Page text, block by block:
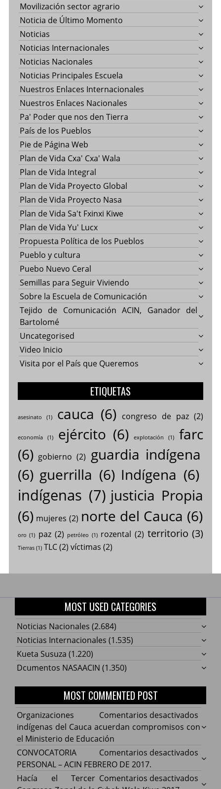
Movilización sector agrario
Noticia de Último Momento
Noticias
Noticias Internacionales
Noticias Nacionales
Noticias Principales Escuela
Nuestros Enlaces Internacionales
Nuestros Enlaces Nacionales
Pa' Poder que nos den Tierra
País de los Pueblos
Pie de Página Web
Plan de Vida Cxa' Cxa' Wala
Plan de Vida Integral
Plan de Vida Proyecto Global
Plan de Vida Proyecto Nasa
Plan de Vida Sa't Fxinxi Kiwe
Plan de Vida Yu' Lucx
Propuesta Política de los Pueblos
Pueblo y cultura
Puebo Nuevo Ceral
Semillas para Seguir Viviendo
Sobre la Escuela de Comunicación
Tejido de Comunicación ACIN, Ganador del
Bartolomé
Uncategorised
Video Inicio
Visita por el País que Queremos
ETIQUETAS
asesinato (1) cauca (6) congreso de paz(2)
economía(1) ejército (6) explotación (1)
farc
(6) gobierno (2) guardia indígena
(6) guerrilla (6) Indígena (6)
indígenas (7) justicia Propia
(6) mujeres (2) norte del Cauca (6)
oro (1) paz (2) petróleo (1) rozental (2) territorio (3)
Tierras(1) TLC(2) víctimas (2)
MOST USED CATEGORIES
Noticias Nacionales (2.684)
Noticias Internacionales (1.535)
Kueta Susuza (1.220)
Dcumentos NASAACIN (1.350)
MOST COMMENTED POST
Comentarios desactivados
Cauca
Organizaciones
indígenas del Cauca acuerdan compromisos con
el Ministerio de Educación
Comentarios desactivados
CONVOCATORIA
PERSONAL – ACIN FEBRERO DE 2017.
Comentarios desactivados
Hacía el Tercer